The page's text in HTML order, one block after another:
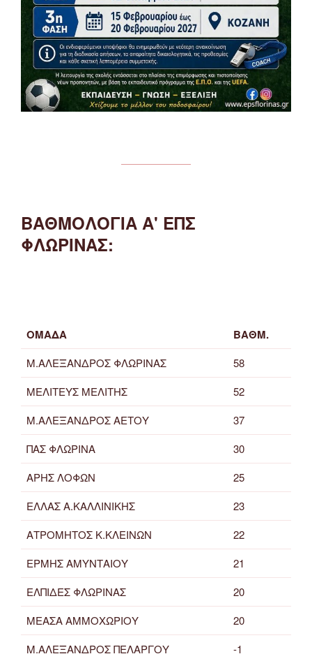
ΒΑΘΜΟΛΟΓΙΑ Α' ΕΠΣ
ΦΛΩΡΙΝΑΣ:
ΟΜΑΔΑ ΒΑΘΜ.
Μ.ΑΛΕΞΑΝΔΡΟΣ ΦΛΩΡΙΝΑΣ
58
ΜΕΛΙΤΕΥΣ ΜΕΛΙΤΗΣ
52
Μ.ΑΛΕΞΑΝΔΡΟΣ ΑΕΤΟΥ
37
ΠΑΣ ΦΛΩΡΙΝΑ
30
ΑΡΗΣ ΛΟΦΩΝ
25
ΕΛΛΑΣ Α.ΚΑΛΛΙΝΙΚΗΣ
23
ΑΤΡΟΜΗΤΟΣ Κ.ΚΛΕΙΝΩΝ
22
ΕΡΜΗΣ ΑΜΥΝΤΑΙΟΥ
21
ΕΛΠΙΔΕΣ ΦΛΩΡΙΝΑΣ
20
ΜΕΑΣΑ ΑΜΜΟΧΩΡΙΟΥ
20
Μ.ΑΛΕΞΑΝΔΡΟΣ ΠΕΛΑΡΓΟΥ
-1